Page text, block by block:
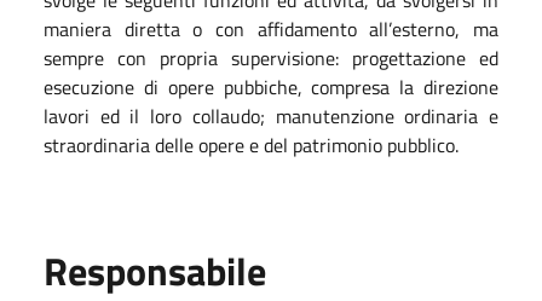
maniera diretta o con affidamento all’esterno, ma
sempre con propria supervisione: progettazione ed
esecuzione di opere pubbiche, compresa la direzione
lavori ed il loro collaudo; manutenzione ordinaria e
straordinaria delle opere e del patrimonio pubblico.
Responsabile